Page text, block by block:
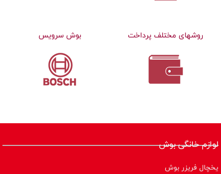
روشهای مختلف پرداخت بوش سرویس
لوازم خانگی بوش
یخچال فریزر بوش